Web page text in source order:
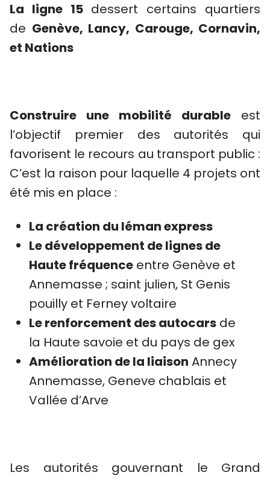
La ligne 15dessert certains quartiers
de Genève, Lancy, Carouge, Cornavin,
et Nations
Construire une mobilité durable est
l’objectif premier des autorités qui
favorisent le recours au transport public :
C’est la raison pour laquelle 4 projets ont
été mis en place :
La création du léman express
Le développement de lignes de
Haute fréquence entre Genève et
Annemasse ; saint julien, St Genis
pouilly et Ferney voltaire
Le renforcement des autocars de
la Haute savoie et du pays de gex
Amélioration de la liaison Annecy
Annemasse, Geneve chablais et
Vallée d’Arve
Les autorités gouvernant le Grand